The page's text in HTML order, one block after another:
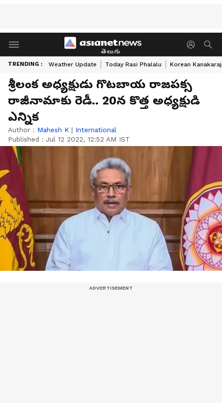
తెలుగు
TRENDING : Weather Update Today Rasi Phalalu Korean
శ్రీలంక అధ్యక్షుడు గొటబాయ రాజపక్స
రాజీనామాకు రెడీ.. 20న కొత్త అధ్యక్షుడి
ఎన్నిక
Author : Mahesh K | International
Published : Jul 12 2022, 12:52 AM IST